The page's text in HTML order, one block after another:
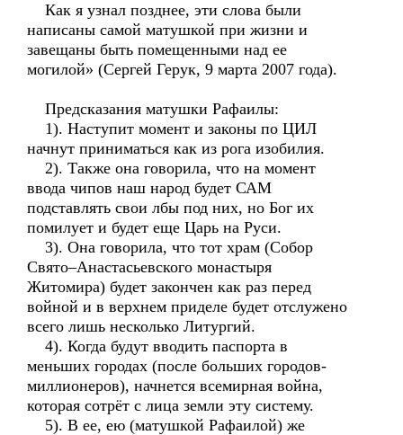
Как я узнал позднее, эти слова были
написаны самой матушкой при жизни и
завещаны быть помещенными над ее
могилой» (Сергей Герук, 9 марта 2007 года).
Предсказания матушки Рафаилы:
1). Наступит момент и законы по ЦИЛ
начнут приниматься как из рога изобилия.
2). Также она говорила, что на момент
ввода чипов наш народ будет САМ
подставлять свои лбы под них, но Бог их
помилует и будет еще Царь на Руси.
3). Она говорила, что тот храм (Собор
Свято–Анастасьевского монастыря
Житомира) будет закончен как раз перед
войной и в верхнем приделе будет отслужено
всего лишь несколько Литургий.
4). Когда будут вводить паспорта в
меньших городах (после больших городов-
миллионеров), начнется всемирная война,
которая сотрёт с лица земли эту систему.
5). В ее, ею (матушкой Рафаилой) же